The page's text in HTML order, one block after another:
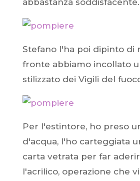
abbastanza soddisfacente.
Stefano l'ha poi dipinto di
fronte abbiamo incollato
stilizzato dei Vigili del
Per l'estintore, ho preso
d'acqua, l'ho carteggiata
carta vetrata per far
l'acrilico, operazione che